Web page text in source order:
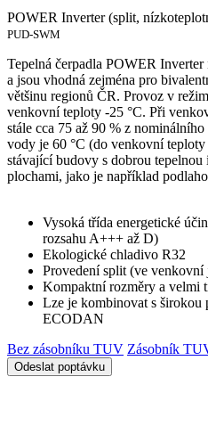
POWER Inverter (split,
PUD-SWM
Tepelná čerpadla POWER
a jsou vhodná zejména pro
většinu regionů ČR. Provoz v
venkovní teploty -25 °C. Při
stále cca 75 až 90 % z
vody je 60 °C (do venkovní
stávající budovy s dobrou
plochami, jako je například
Vysoká třída energetické
rozsahu A+++ až D)
Ekologické chladivo R32
Provedení split (ve
Kompaktní rozměry a velmi
Lze je kombinovat s širokou
ECODAN
Bez zásobníku TUV Zásobník
Odeslat poptávku